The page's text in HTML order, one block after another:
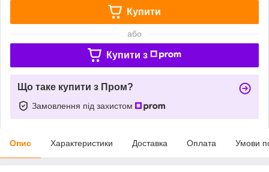
Купити
або
Купити з
Що таке купити з Пром?
Замовлення під захистом
Опис Характеристики Доставка Оплата Умови